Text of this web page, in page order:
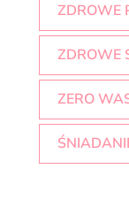
ZDROWE
ZDROWE
ZERO